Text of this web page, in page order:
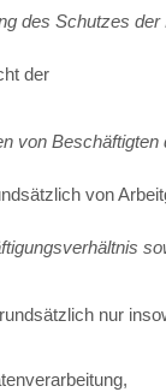
des Schutzes
der
von
von
nur